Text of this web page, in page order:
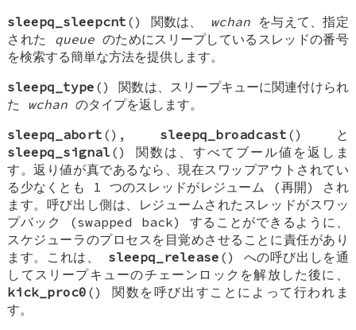
sleepq_sleepcnt () 関数は、 wchanを与えて、指定
された queueのためにスリープしているスレッドの番号
を検索する簡単な方法を提供します。
sleepq_type () 関数は、スリープキューに関連付けられ
た wchan のタイプを返します。
sleepq_abort (), sleepq_broadcast () と
sleepq_signal () 関数は、すべてブール値を返しま
す。返り値が真であるなら、現在スワップアウトされてい
る少なくとも 1 つのスレッドがレジューム (再開) され
ます。呼び出し側は、レジュームされたスレッドがスワッ
プバック (swapped back) することができるように、
スケジューラのプロセスを目覚めさせることに責任があり
ます。これは、 sleepq_release () への呼び出しを通
してスリープキューのチェーンロックを解放した後に、
kick_proc0 () 関数を呼び出すことによって行われま
す。